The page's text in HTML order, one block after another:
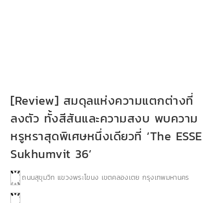
[Review] สมดุลแห่งความแตกต่างที่
ลงตัว ทั้งสีสันและความสงบ พบความ
หรูหราสุดพิเศษหนึ่งเดียวที่ ‘The ESSE
Sukhumvit 36’
ถนนสุขุมวิท แขวงพระโขนง เขตคลองเตย กรุงเทพมหานคร